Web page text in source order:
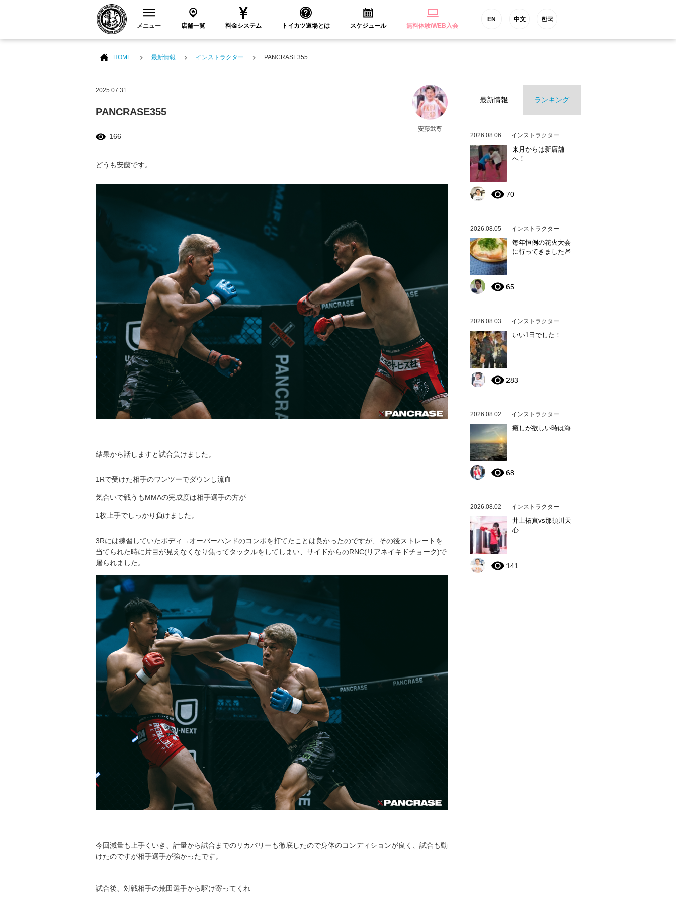
メニュー 店舗一覧 料金システム トイカツ道場とは スケジュール 無料体験/WEB入会
EN 中文 한국
HOME 最新情報 インストラクター PANCRASE355
安藤武尊
2025.07.31
PANCRASE355
166
どうも安藤です。
結果から話しますと試合負けました。
1Rで受けた相手のワンツーでダウンし流血
気合いで戦うもMMAの完成度は相手選手の方が
1枚上手でしっかり負けました。
3Rには練習していたボディ→オーバーハンドのコンボを打てたことは良かったのですが、その後ストレートを
当てられた時に片目が見えなくなり焦ってタックルをしてしまい、サイドからのRNC(リアネイキドチョーク)で
屠られました。
今回減量も上手くいき、計量から試合までのリカバリーも徹底したので身体のコンディションが良く、試合も動
けたのですが相手選手が強かったです。
試合後、対戦相手の荒田選手から駆け寄ってくれ
最新情報 ランキング
2026.08.06 インストラクター
来月からは新店舗
へ！
70
2026.08.05 インストラクター
毎年恒例の花火大会
に行ってきました🎆
65
2026.08.03 インストラクター
いい1日でした！
283
2026.08.02 インストラクター
癒しが欲しい時は海
68
2026.08.02 インストラクター
井上拓真vs那須川天
心
141